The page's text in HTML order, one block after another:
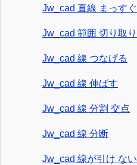
Jw_cad 直線 まっすぐ
Jw_cad 範囲 切り取り
Jw_cad 線 つなげる
Jw_cad 線 伸ばす
Jw_cad 線 分割 交点
Jw_cad 線 分断
Jw_cad 線が引け ない